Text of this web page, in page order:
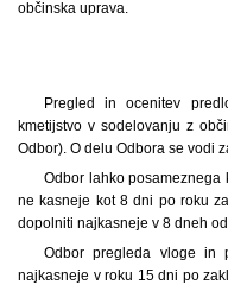
občinska uprava.
Pregled in ocenitev
kmetijstvo v sodelovanju z
Odbor). O delu Odbora se vodi
Odbor lahko
ne kasneje kot 8 dni po roku
dopolniti najkasneje v 8 dneh
Odbor pregleda vloge in
najkasneje v roku 15 dni po